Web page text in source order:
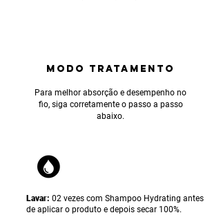
MODO TRATAMENTO
Para melhor absorção e desempenho no
fio, siga corretamente o passo a passo
abaixo.
Lavar: 02 vezes com Shampoo Hydrating antes
de aplicar o produto e depois secar 100%.